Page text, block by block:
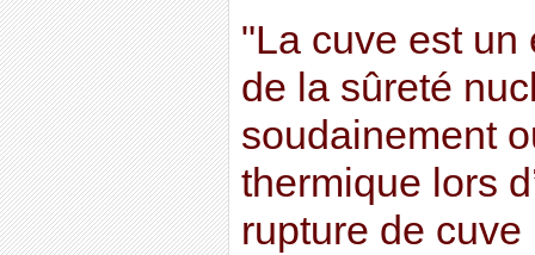
"La cuve est un
de la sûreté
soudainement
thermique lors
rupture de